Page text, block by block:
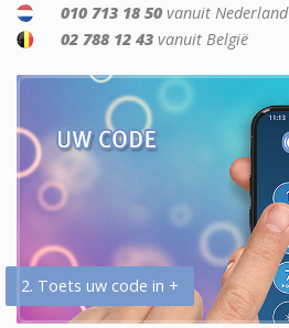
010 713 18 50 vanuit Nederland
02 788 12 43 vanuit België
2. Toets uw code in +